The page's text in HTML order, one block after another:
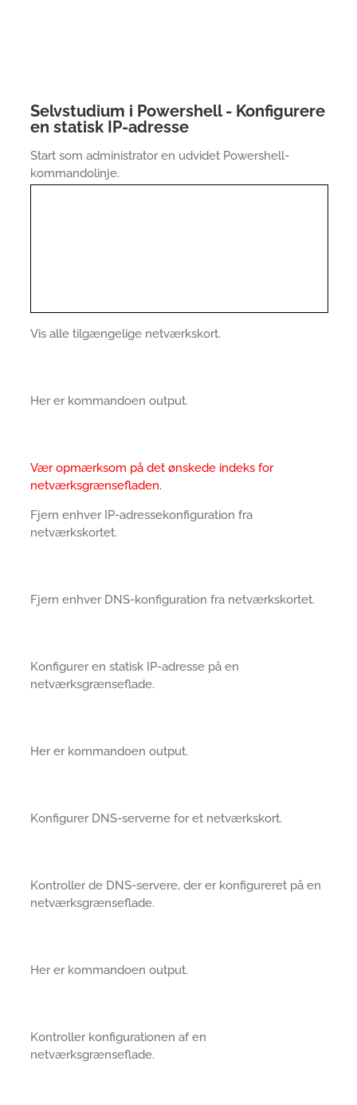
Selvstudium i Powershell - Konfigurere
en statisk IP-adresse
Start som administrator en udvidet Powershell-
kommandolinje.
Vis alle tilgængelige netværkskort.
Her er kommandoen output.
Vær opmærksom på det ønskede indeks for
netværksgrænsefladen.
Fjern enhver IP-adressekonfiguration fra
netværkskortet.
Fjern enhver DNS-konfiguration fra netværkskortet.
Konfigurer en statisk IP-adresse på en
netværksgrænseflade.
Her er kommandoen output.
Konfigurer DNS-serverne for et netværkskort.
Kontroller de DNS-servere, der er konfigureret på en
netværksgrænseflade.
Her er kommandoen output.
Kontroller konfigurationen af en
netværksgrænseflade.